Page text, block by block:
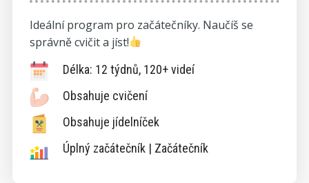
Ideální program pro začátečníky. Naučíš se
správně cvičit a jíst!
Délka: 12 týdnů, 120+ videí
Obsahuje cvičení
Obsahuje jídelníček
Úplný začátečník | Začátečník